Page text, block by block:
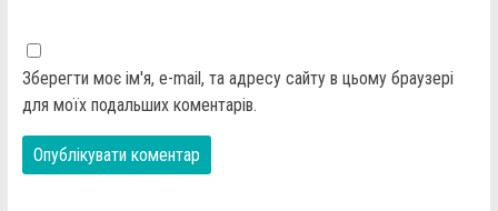
Зберегти моє ім'я, e-mail, та адресу сайту в цьому браузері
для моїх подальших коментарів.